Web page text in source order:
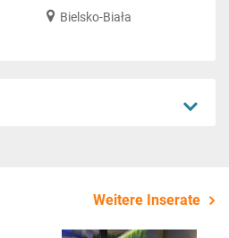
Bielsko-Biała
Weitere Inserate